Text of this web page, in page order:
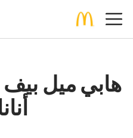
هابي ميل